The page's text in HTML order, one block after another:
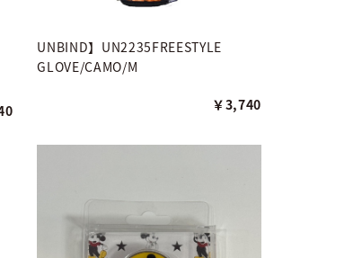
UNBIND】UN2235FREESTYLE
GLOVE/CAMO/M
￥3,740